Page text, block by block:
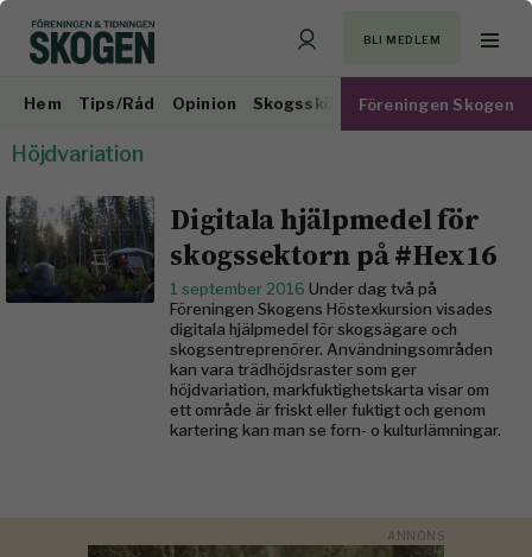
BLI MEDLEM
Hem Tips/Råd Opinion Skogsskötsel Virkesmarknad
Föreningen Skogen
Höjdvariation
Digitala hjälpmedel för
skogssektorn på #Hex16
1 september 2016 Under dag två på
Föreningen Skogens Höstexkursion visades
digitala hjälpmedel för skogsägare och
skogsentreprenörer. Användningsområden
kan vara trädhöjdsraster som ger
höjdvariation, markfuktighetskarta visar om
ett område är friskt eller fuktigt och genom
kartering kan man se forn- o kulturlämningar.